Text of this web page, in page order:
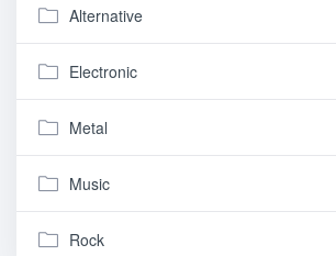
Alternative
Electronic
Metal
Music
Rock